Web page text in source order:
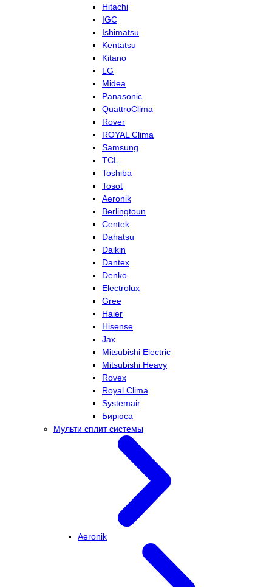
Hitachi
IGC
Ishimatsu
Kentatsu
Kitano
LG
Midea
Panasonic
QuattroClima
Rover
ROYAL Clima
Samsung
TCL
Toshiba
Tosot
Aeronik
Berlingtoun
Centek
Dahatsu
Daikin
Dantex
Denko
Electrolux
Gree
Haier
Hisense
Jax
Mitsubishi Electric
Mitsubishi Heavy
Rovex
Royal Clima
Systemair
Бирюса
Мульти сплит системы
Aeronik